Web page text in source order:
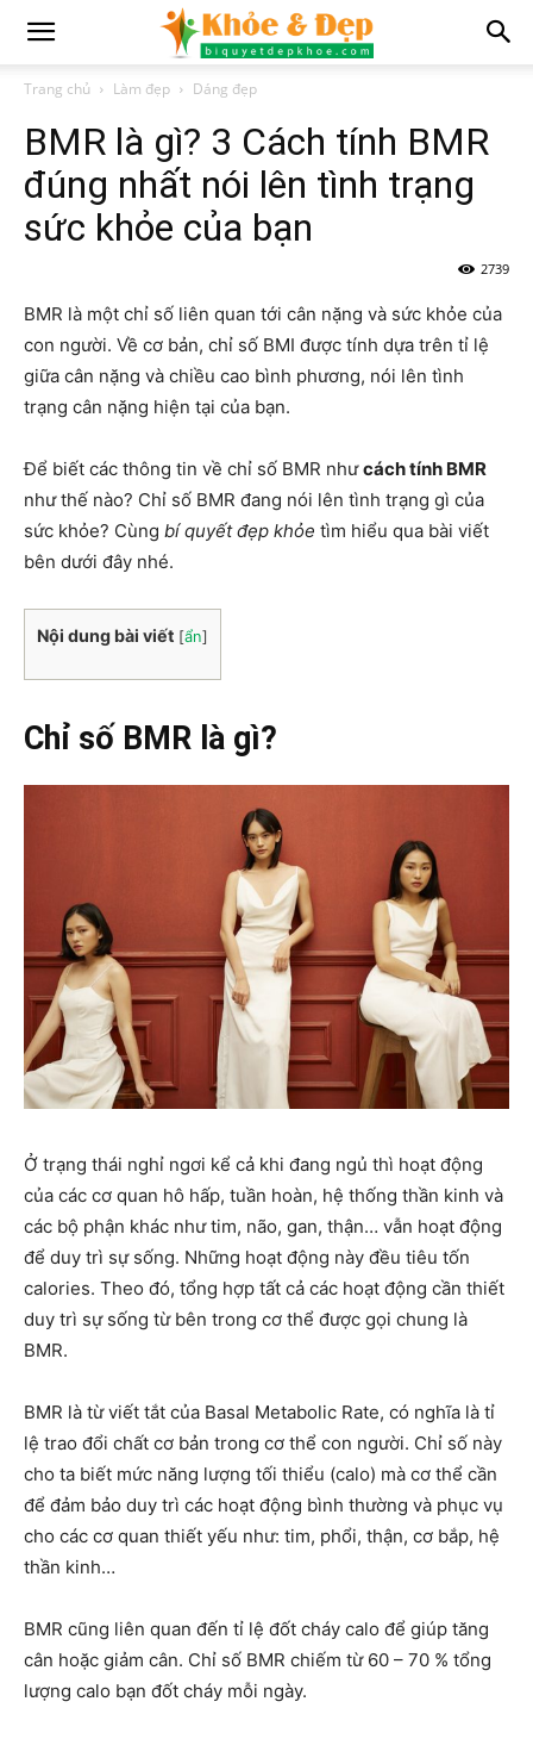
Trang chủ Làm đẹp Dáng đẹp
BMR là gì? 3 Cách tính BMR
đúng nhất nói lên tình trạng
sức khỏe của bạn
2739
BMR là một chỉ số liên quan tới cân nặng và sức khỏe của
con người. Về cơ bản, chỉ số BMI được tính dựa trên tỉ lệ
giữa cân nặng và chiều cao bình phương, nói lên tình
trạng cân nặng hiện tại của bạn.
Để biết các thông tin về chỉ số BMR nhưcách tính BMR
như thế nào? Chỉ số BMR đang nói lên tình trạng gì của
sức khỏe? Cùng bí quyết đẹp khỏe tìm hiểu qua bài viết
bên dưới đây nhé.
Nội dung bài viết [ẩn]
Chỉ số BMR là gì?
Ở trạng thái nghỉ ngơi kể cả khi đang ngủ thì hoạt động
của các cơ quan hô hấp, tuần hoàn, hệ thống thần kinh và
các bộ phận khác như tim, não, gan, thận… vẫn hoạt động
để duy trì sự sống. Những hoạt động này đều tiêu tốn
calories. Theo đó, tổng hợp tất cả các hoạt động cần thiết
duy trì sự sống từ bên trong cơ thể được gọi chung là
BMR.
BMR là từ viết tắt của Basal Metabolic Rate, có nghĩa là tỉ
lệ trao đổi chất cơ bản trong cơ thể con người. Chỉ số này
cho ta biết mức năng lượng tối thiểu (calo) mà cơ thể cần
để đảm bảo duy trì các hoạt động bình thường và phục vụ
cho các cơ quan thiết yếu như: tim, phổi, thận, cơ bắp, hệ
thần kinh…
BMR cũng liên quan đến tỉ lệ đốt cháy calo để giúp tăng
cân hoặc giảm cân. Chỉ số BMR chiếm từ 60 – 70 % tổng
lượng calo bạn đốt cháy mỗi ngày.